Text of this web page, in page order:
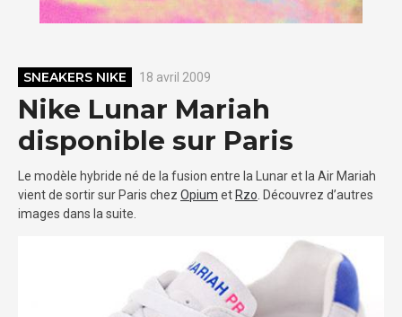
SNEAKERS NIKE 18 avril 2009
Nike Lunar Mariah
disponible sur Paris
Le modèle hybride né de la fusion entre la Lunar et la Air Mariah
vient de sortir sur Paris chez Opium et Rzo . Découvrez d’autres
images dans la suite.